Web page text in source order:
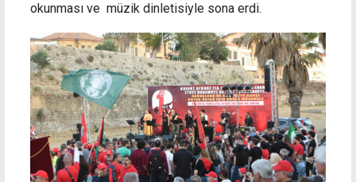
okunması ve müzik dinletisiyle sona erdi.